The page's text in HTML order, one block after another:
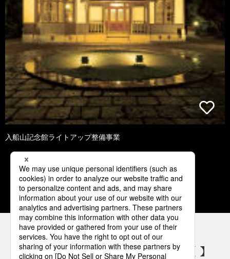
入船山記念館ライトアップ整備事業
3 4 5 6 7
パナソニックの電気設備 SNSアカウント